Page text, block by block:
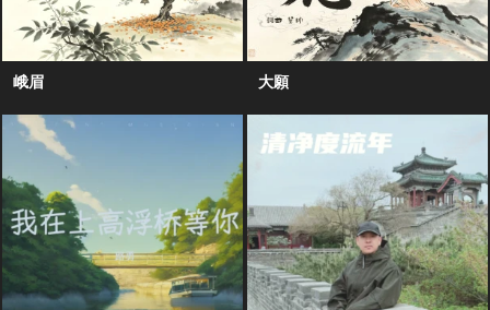
峨眉 大願